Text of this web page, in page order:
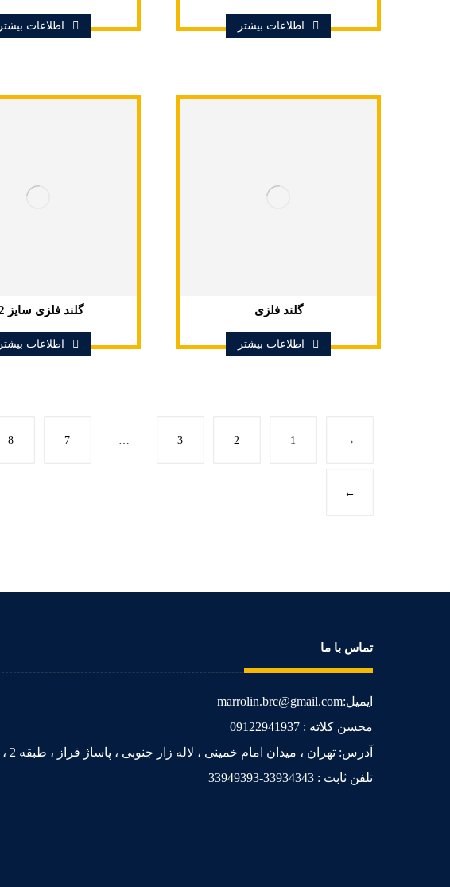
اطلاعات بیشتر اطلاعات بیشتر
گلند فلزی
اطلاعات بیشتر
گلند فلزی سایز 12
اطلاعات بیشتر
→
1
2
3
7
8
←
تماس با ما
ایمیل:marrolin.brc@gmail.com
محسن کلاته : 09122941937
آدرس: تهران ، میدان امام خمینی ، لاله زار جنوبی ، پاساژ فراز ، طبقه 2 ، پلاک 42
تلفن ثابت : 33934343-33949393